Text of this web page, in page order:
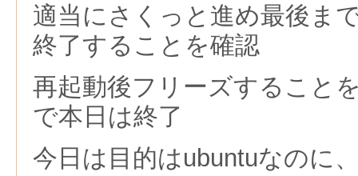
適当にさくっと進め最後ま
終了することを確認
再起動後フリーズすること
で本日は終了
今日は目的はubuntuなのに